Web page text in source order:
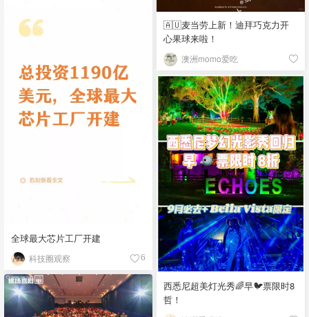
🇦🇺麦当劳上新！迪拜巧克力开
心果球来啦！
澳洲momo爱吃
全球最大芯片工厂开建
科技圈观察 6
西悉尼超美灯光秀🌈早🐦票限时8
哲！